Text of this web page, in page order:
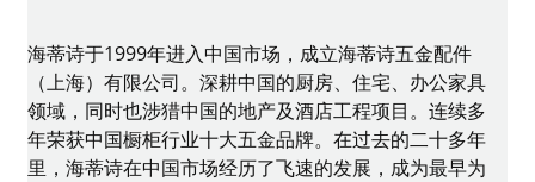
海蒂诗于1999年进入中国市场，成立海蒂诗五金配件
（上海）有限公司。深耕中国的厨房、住宅、办公家具
领域，同时也涉猎中国的地产及酒店工程项目。连续多
年荣获中国橱柜行业十大五金品牌。在过去的二十多年
里，海蒂诗在中国市场经历了飞速的发展，成为最早为